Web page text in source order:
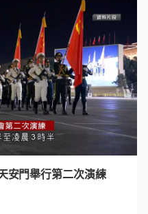
安門舉行第二次演練